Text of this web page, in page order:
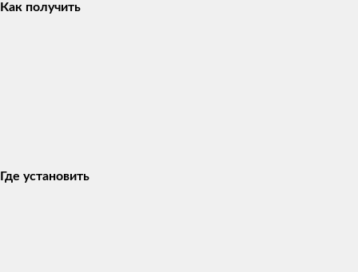
Как получить
Где установить